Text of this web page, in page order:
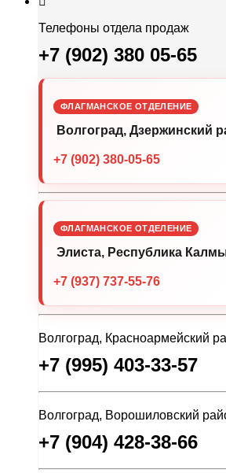
Телефоны отдела продаж
+7 (902) 380 05-65
ФЛАГМАНСКОЕ ОТДЕЛЕНИЕ
Волгоград, Дзержинский
+7 (902) 380-05-65
ФЛАГМАНСКОЕ ОТДЕЛЕНИЕ
Элиста, Республика
+7 (937) 737-55-76
Волгоград, Красноармейский
+7 (995) 403-33-57
Волгоград, Ворошиловский
+7 (904) 428-38-66